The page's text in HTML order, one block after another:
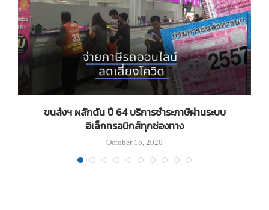
ขนส่งฯ ผลักดัน ปี 64 บริการชำระภาษีผ่านระบบ
อิเล็กทรอนิกส์ทุกช่องทาง
October 15, 2020